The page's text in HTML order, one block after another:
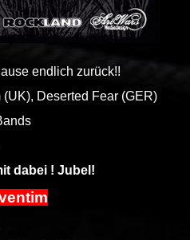
endlich zurück!!
Deserted Fear (GER)
dabei ! Jubel!